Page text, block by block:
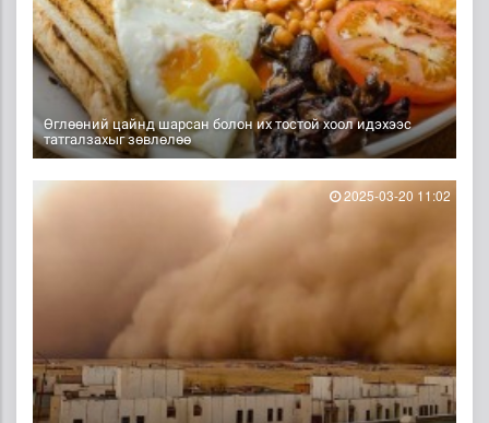
Өглөөний цайнд шарсан болон их тостой хоол идэхээс
татгалзахыг зөвлөлөө
2025-03-20 11:02